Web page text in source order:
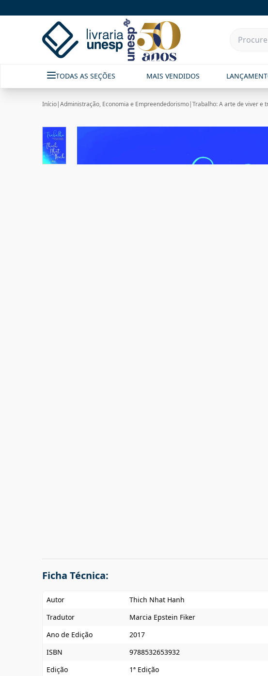
TODAS AS SEÇÕES MAIS VENDIDOS
Início|Administração, Economia e Empreendedorismo|Trabalho: A arte de viver e
Ficha Técnica:
Autor
Thich Nhat Hanh
Tradutor
Marcia Epstein Fiker
Ano de Edição
2017
ISBN
9788532653932
Edição
1ª Edição